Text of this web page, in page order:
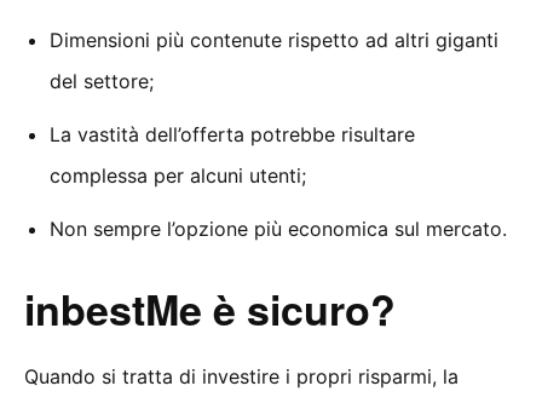
Dimensioni più contenute rispetto ad altri giganti
del settore;
La vastità dell’offerta potrebbe risultare
complessa per alcuni utenti;
Non sempre l’opzione più economica sul mercato.
inbestMe è sicuro?
Quando si tratta di investire i propri risparmi, la